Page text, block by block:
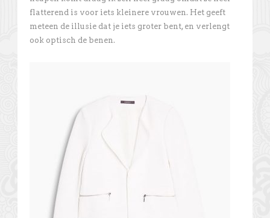
flatterend is voor iets kleinere vrouwen. Het geeft
meteen de illusie dat je iets groter bent, en verlengt
ook optisch de benen.